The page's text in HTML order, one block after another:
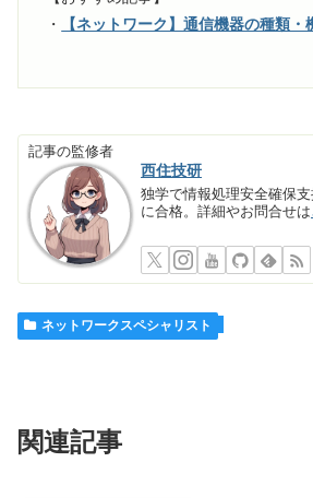
・
【ネットワーク】通信機器の種類・
記事の監修者
西住技研
独学で情報処理安全確保
に合格。詳細やお問合せは
ネットワークスペシャリスト
関連記事